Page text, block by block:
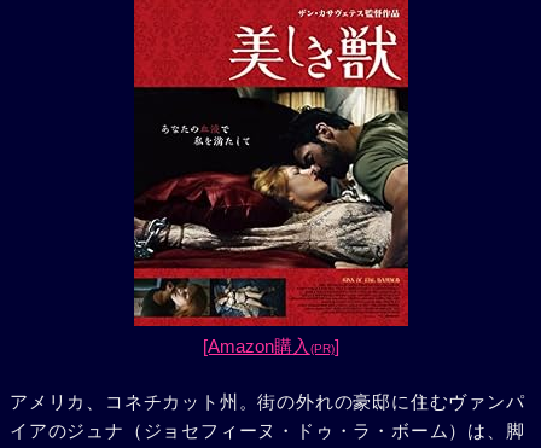
[Amazon購入 (PR)]
アメリカ、コネチカット州。街の外れの豪邸に住むヴァンパ
イアのジュナ（ジョセフィーヌ・ドゥ・ラ・ボーム）は、脚